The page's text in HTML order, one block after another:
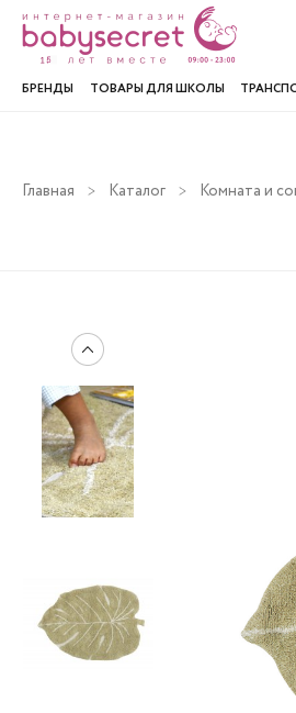
БРЕНДЫ ТОВАРЫ ДЛЯ ШКОЛЫ
Главная Каталог Комната и